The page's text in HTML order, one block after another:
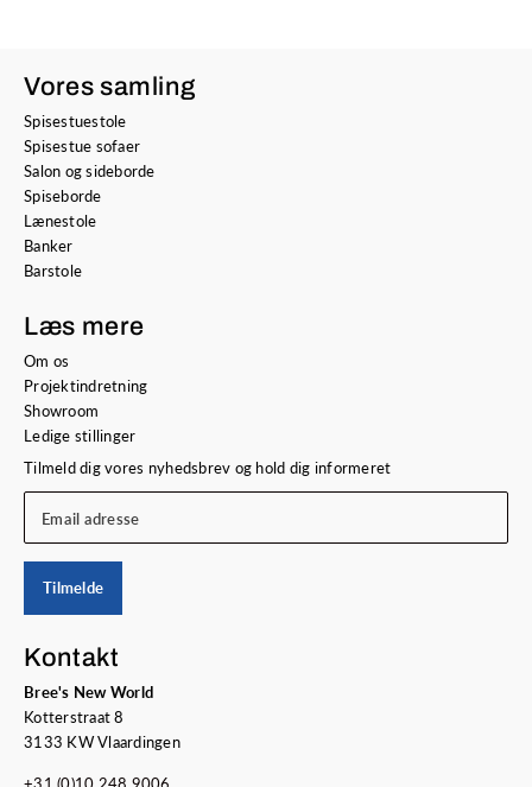
Vores samling
Spisestuestole
Spisestue sofaer
Salon og sideborde
Spiseborde
Lænestole
Banker
Barstole
Læs mere
Om os
Projektindretning
Showroom
Ledige stillinger
Tilmeld dig vores nyhedsbrev og hold dig informeret
Email adresse
Tilmelde
Kontakt
Bree's New World
Kotterstraat 8
3133 KW Vlaardingen
+31 (0)10 248 9006